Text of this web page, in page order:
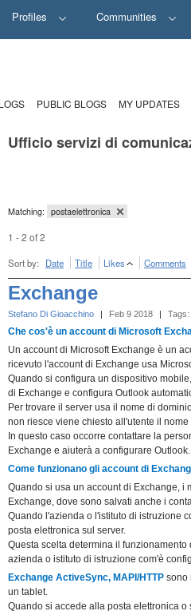
Profiles Communities
PUBLIC BLOGS MY UPDATES
Ufficio servizi di
Matching: postaelettronica
1 - 2 of 2
Sort by: Date Title Likes Comments
Exchange
Stefano Di Gioacchino | Feb 9 2018 | Tags:
Che cos'è un account di Microsoft
Un account di Microsoft Exchange è un
ricevuto l'account di Exchange usa
Quando si configura un dispositivo
di Exchange e configura Outlook
Per trovare il server usa il nome di
non riesce viene chiesto all'utente il
In questo caso occorre contattare la
Exchange e aiuterà a configurare Outlook.
Come funzionano gli account di
Quando si usa un account di Exchange, i
Exchange, dove sono salvati anche i
Quando l'azienda o l'istituto di istruzione
posta elettronica sul server.
Questa scelta determina il
azienda o istituto di istruzione com'è
Exchange ActiveSync, MAPI/HTTP sono
un tablet.
Quando si accede alla posta elettronica